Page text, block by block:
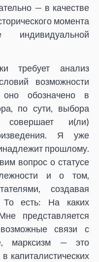
— в качестве
момента
требует анализ
возможности
обозначено в
по сути, выбора
совершает и(ли)
Я уже
прошлому.
вопрос о статусе
и о том,
создавая
То есть: На каких
представляется
связи с
марксизм — это
капиталистических